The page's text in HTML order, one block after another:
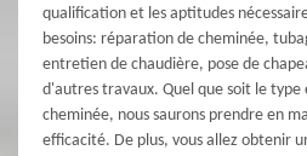
qualification et les aptitudes
besoins: réparation de cheminée,
entretien de chaudière, pose de
d'autres travaux. Quel que soit le
cheminée, nous saurons prendre en
efficacité. De plus, vous allez obtenir